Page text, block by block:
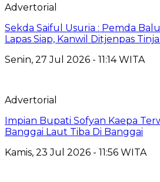
Advertorial
Sekda Saiful Usuria : Pemda
Lapas Siap, Kanwil Ditjenpas
Senin, 27 Jul 2026 - 11:14 WITA
Advertorial
Impian Bupati Sofyan Kaepa
Banggai Laut Tiba Di Banggai
Kamis, 23 Jul 2026 - 11:56 WITA